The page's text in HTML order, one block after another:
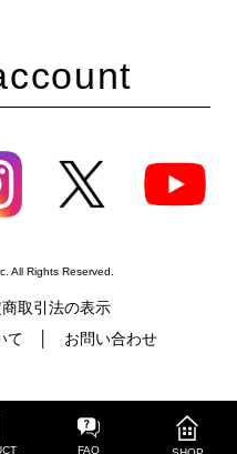
FAQ
All Rights Reserved.
取引法の表示
て
お問い合わせ